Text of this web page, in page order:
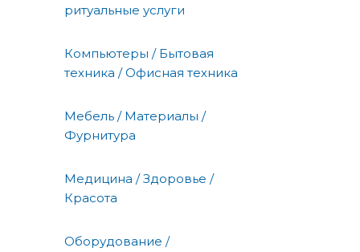
ритуальные услуги
Компьютеры / Бытовая
техника / Офисная техника
Мебель / Материалы /
Фурнитура
Медицина / Здоровье /
Красота
Оборудование /